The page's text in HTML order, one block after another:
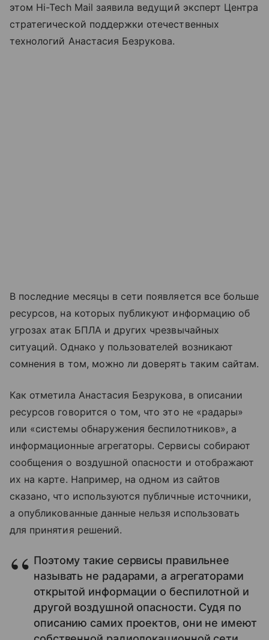
этом Hi-Tech Mail заявила ведущий эксперт Центра
стратегической поддержки отечественных
технологий Анастасия Безрукова.
В последние месяцы в сети появляется все больше
ресурсов, на которых публикуют информацию об
угрозах атак БПЛА и других чрезвычайных
ситуаций. Однако у пользователей возникают
сомнения в том, можно ли доверять таким сайтам.
Как отметила Анастасия Безрукова, в описании
ресурсов говорится о том, что это не «радары»
или «системы обнаружения беспилотников», а
информационные агрегаторы. Сервисы собирают
сообщения о воздушной опасности и отображают
их на карте. Например, на одном из сайтов
сказано, что используются публичные источники,
а опубликованные данные нельзя использовать
для принятия решений.
Поэтому такие сервисы правильнее
называть не радарами, а агрегаторами
открытой информации о беспилотной и
другой воздушной опасности. Судя по
описанию самих проектов, они не имеют